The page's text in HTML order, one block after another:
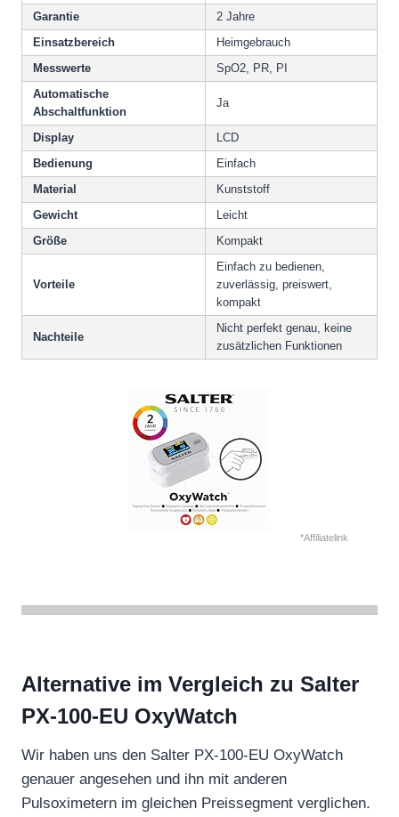
Garantie
2 Jahre
Einsatzbereich
Heimgebrauch
Messwerte
SpO2, PR, PI
Automatische
Abschaltfunktion
Ja
Display
LCD
Bedienung
Einfach
Material
Kunststoff
Gewicht
Leicht
Größe
Kompakt
Vorteile
Einfach zu bedienen,
zuverlässig, preiswert,
kompakt
Nachteile
Nicht perfekt genau, keine
zusätzlichen Funktionen
*Affiliatelink
Alternative im Vergleich zu Salter
PX-100-EU OxyWatch
Wir haben uns den Salter PX-100-EU OxyWatch
genauer angesehen und ihn mit anderen
Pulsoximetern im gleichen Preissegment verglichen.